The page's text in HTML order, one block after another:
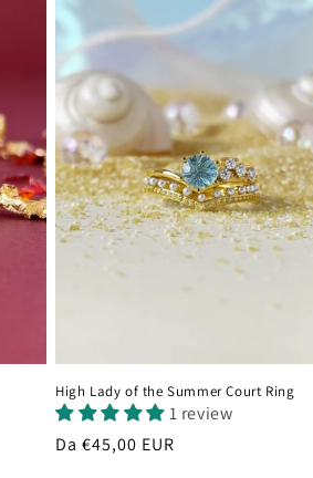
High Lady of the Summer Court Ring
1 review
Prezzo
Da €45,00 EUR